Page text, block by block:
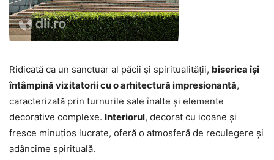
Ridicată ca un sanctuar al păcii și spiritualității, biserica își
întâmpină vizitatorii cu o arhitectură impresionantă,
caracterizată prin turnurile sale înalte și elemente
decorative complexe. Interiorul, decorat cu icoane și
fresce minuțios lucrate, oferă o atmosferă de reculegere și
adâncime spirituală.